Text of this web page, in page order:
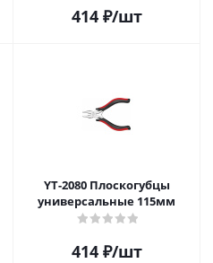
414₽/шт
YT-2080 Плоскогубцы
универсальные 115мм
414₽/шт